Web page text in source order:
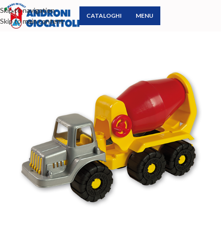
Skip to navigation
Skip to main content
CATALOGHI MENU